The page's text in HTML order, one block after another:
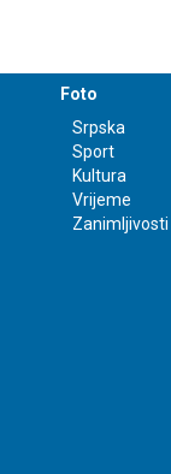
Foto
Srpska
Sport
Kultura
Vrijeme
Zanimljivosti